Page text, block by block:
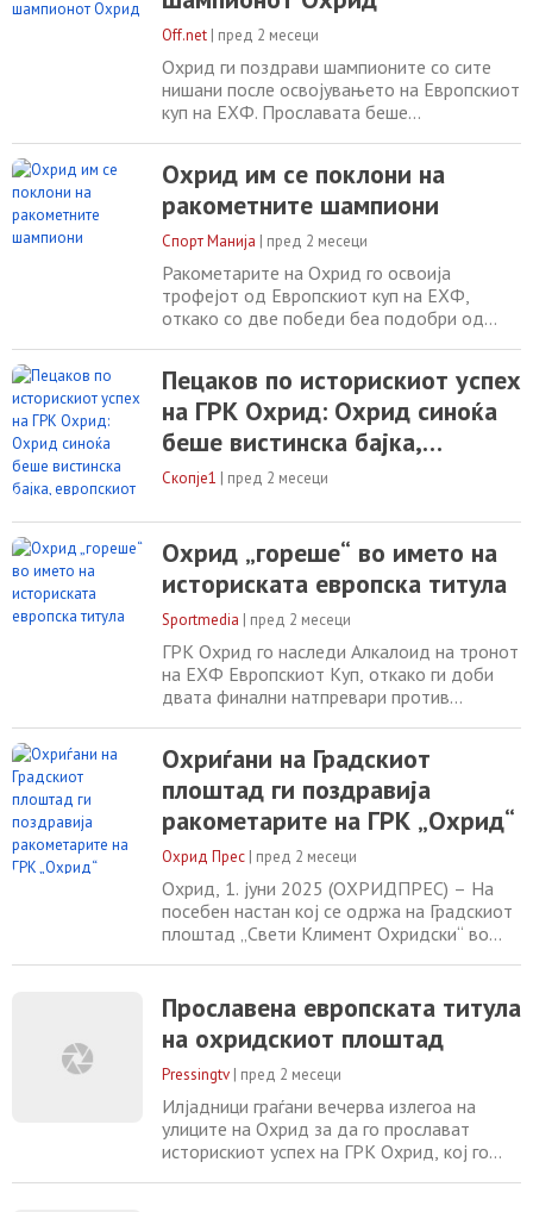
беше подобар од унгарскиот тим и го
освои пехарот во ЕХФ Европскиот Куп. А
Off.net | пред 2 месеци
Охрид ги поздрави шампионите со сите
нишани после освојувањето на Европскиот
куп на ЕХФ. Прославата беше
Охрид им се поклони на
ракометните шампиони
Спорт Манија | пред 2 месеци
Ракометарите на Охрид го освоија
трофејот од Европскиот куп на ЕХФ,
откако со две победи беа подобри од
прослава, а охриѓани им се поклонија на
своите ракометни херои, кои не само што
го освоија првиот европски трофеј, туку
ова беше и прва титула воопшто во
историјата на клубот.
Пецаков по историскиот успех
на ГРК Охрид: Охрид синоќа
беше вистинска бајка,
европскиот пехар си дојде
Скопје1 | пред 2 месеци
Охрид „гореше“ во името на
историската европска титула
Sportmedia | пред 2 месеци
ГРК Охрид го наследи Алкалоид на тронот
на ЕХФ Европскиот Куп, откако ги доби
двата финални натпревари против
освои првата европска титула. Големото
славје почна во сала, а главниот спекткл
беше на плоштадот, а таму илјадници
охриѓани ги пречекаа своите херои.
Охриѓани на Градскиот
плоштад ги поздравија
ракометарите на ГРК „Охрид“
Охрид Прес | пред 2 месеци
Охрид, 1. јуни 2025 (ОХРИДПРЕС) – На
посебен настан кој се одржа на Градскиот
плоштад „Свети Климент Охридски“ во
ЕХФ Европскиот куп, беа поздравени од
граѓаните на Охрид. Ракометарите на
Охрид до пехарот во ЕХФ Европскиот куп
стигнаа по двете победи против
Прославена европската титула
на охридскиот плоштад
Pressingtv | пред 2 месеци
Илјадници граѓани вечерва излегоа на
улиците на Охрид за да го прослават
историскиот успех на ГРК Охрид, кој го